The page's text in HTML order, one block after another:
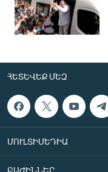
ՀԵՏԵՎԵՔ ՄԵԶ
ՄՈՒԼՏԻՄԵԴԻԱ